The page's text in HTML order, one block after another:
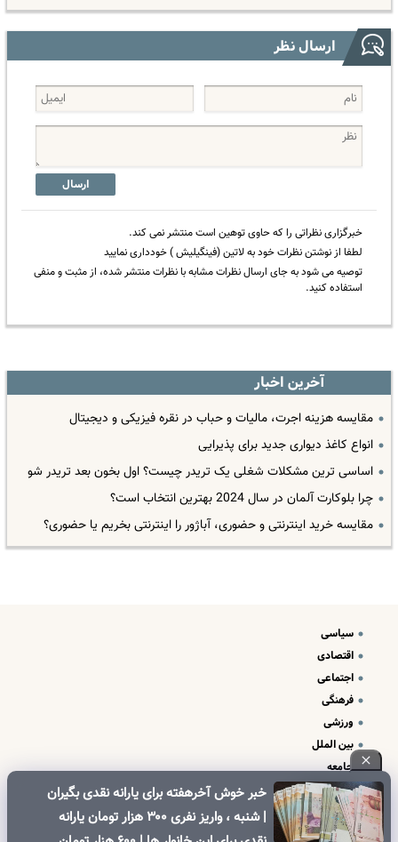
ارسال نظر
ارسال
خبرگزاری نظراتی را که حاوی توهین است منتشر نمی کند.
لطفا از نوشتن نظرات خود به لاتین (فینگیلیش ) خودداری نمایید
توصیه می شود به جای ارسال نظرات مشابه با نظرات منتشر شده، از مثبت و منفی
استفاده کنید.
آخرین اخبار
مقایسه هزینه اجرت، مالیات و حباب در نقره فیزیکی و دیجیتال
انواع کاغذ دیواری جدید برای پذیرایی
اساسی ترین مشکلات شغلی یک تریدر چیست؟ اول بخون بعد تریدر شو
چرا بلوکارت آلمان در سال 2024 بهترین انتخاب است؟
مقایسه خرید اینترنتی و حضوری، آباژور را اینترنتی بخریم یا حضوری؟
خبر خوش آخرهفته برای یارانه نقدی بگیران
| شنبه ، واریز نفری ۳۰۰ هزار تومان یارانه
سیاسی
اقتصادی
اجتماعی
فرهنگی
ورزشی
بین الملل
جامعه
علم و فناوری
درباره ما
تبلیغات و تماس با ما